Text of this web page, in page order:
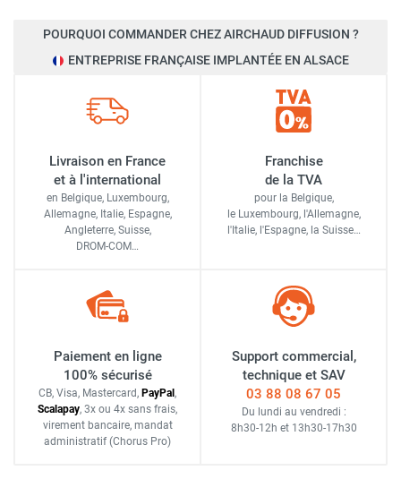
POURQUOI COMMANDER CHEZ AIRCHAUD DIFFUSION ?
ENTREPRISE FRANÇAISE IMPLANTÉE EN ALSACE
Livraison en France
et à l'international
en Belgique, Luxembourg,
Allemagne, Italie, Espagne,
Angleterre, Suisse,
DROM-COM…
Franchise
de la TVA
pour la Belgique,
le Luxembourg, l'Allemagne,
l'Italie, l'Espagne, la Suisse…
Paiement en ligne
100% sécurisé
CB, Visa, Mastercard, PayPal ,
Scalapay, 3x ou 4x sans frais,
virement bancaire, mandat
administratif (Chorus Pro)
Support commercial,
technique et SAV
03 88 08 67 05
Du lundi au vendredi :
8h30-12h et 13h30-17h30